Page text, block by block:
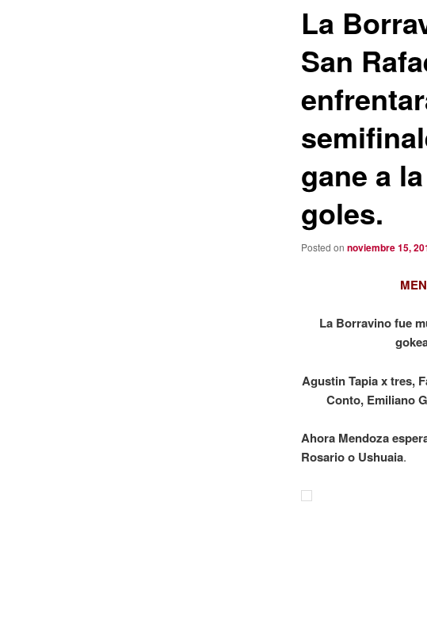
La
San
gane a
goles.
Posted on noviembre 15,
La Borravino fue
Agustin Tapia x tres,
Conto, Emiliano
Ahora Mendoza
Rosario o Ushuaia.